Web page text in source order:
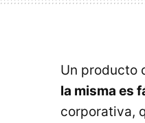
Un producto
la misma es
corporativa,